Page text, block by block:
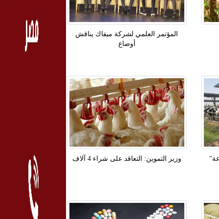
المؤتمر العلمي لشركة ميفاك يناقش
أوضاع
وزير التموين: التعاقد على شراء 4 آلاف